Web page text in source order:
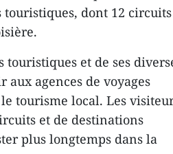
dont 12 circuits
touristiques et de ses
aux agences de voyages
tourisme local. Les
et de destinations
plus longtemps dans la